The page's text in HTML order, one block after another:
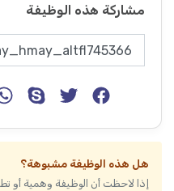
مشاركة هذه الوظيفة
هل هذه الوظيفة مشبوهة؟
إذا لاحظت أن الوظيفة وهمية أو